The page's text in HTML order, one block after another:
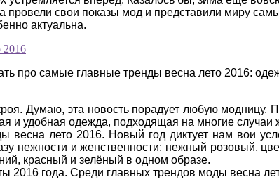
свои показы мод и представили миру
актуальна.
про самые главные тренды весна лето 2016:
Думаю, эта новость порадует любую модницу.
и удобная одежда, подходящая на многие
весна лето 2016. Новый год диктует нам вои
нежности и женственности: нежный розовый,
красный и зелёный в одном образе.
года. Среди главных трендов моды весна